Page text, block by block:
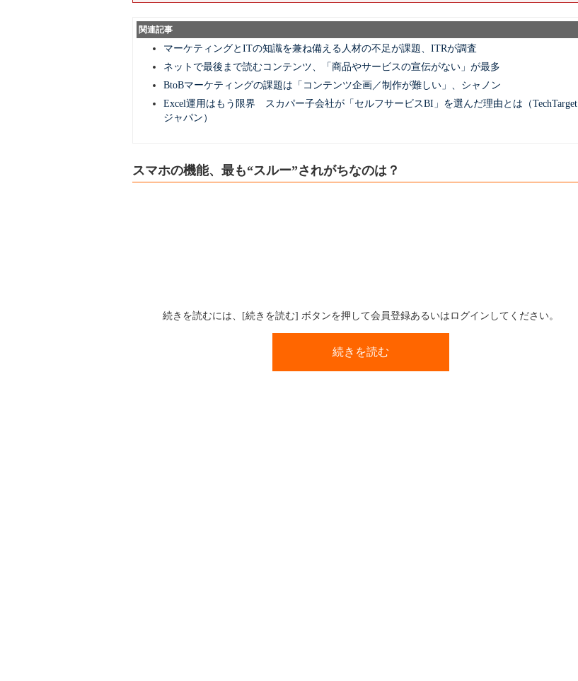
関連記事
マーケティングとITの知識を兼ね備える人材の不足が課題、ITRが調査
ネットで最後まで読むコンテンツ、「商品やサービスの宣伝がない」が最多
BtoBマーケティングの課題は「コンテンツ企画／制作が難しい」、シャノン
Excel運用はもう限界 スカパー子会社が「セルフサービスBI」を選んだ理由とは（TechTarget
ジャパン）
スマホの機能、最も“スルー”されがちなのは？
続きを読むには、[続きを読む] ボタンを押して会員登録あるいはログインしてください。
続きを読む